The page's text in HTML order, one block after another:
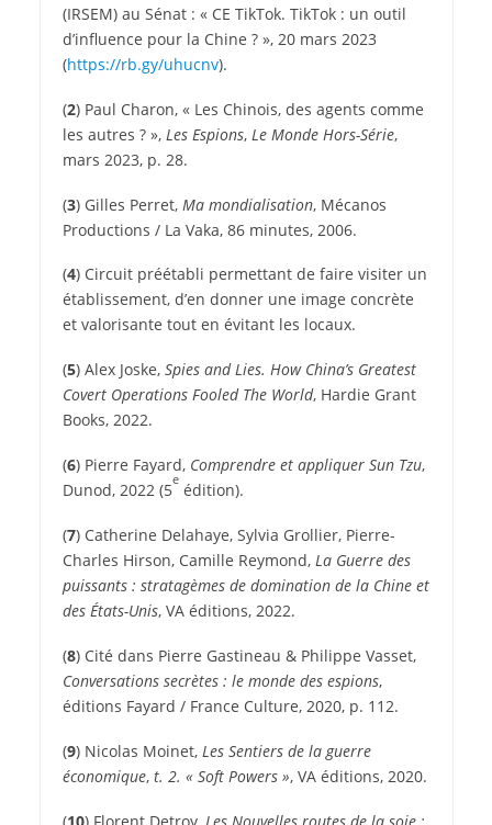
(IRSEM) au Sénat : « CE TikTok. TikTok : un outil
d’influence pour la Chine ? », 20 mars 2023
(https://​rb​.gy/​u​h​u​cnv).
(2)Paul Charon, « Les Chinois, des agents comme
les autres ? », Les Espions, Le Monde Hors-Série,
mars 2023, p. 28.
(3)Gilles Perret, Ma mondialisation, Mécanos
Productions / La Vaka, 86 minutes, 2006.
(4)Circuit préétabli permettant de faire visiter un
établissement, d’en donner une image concrète
et valorisante tout en évitant les locaux.
(5)Alex Joske, Spies and Lies. How China’s Greatest
Covert Operations Fooled The World, Hardie Grant
Books, 2022.
(6)Pierre Fayard, Comprendre et appliquer Sun Tzu,
Dunod, 2022 (5
e
édition).
(7)Catherine Delahaye, Sylvia Grollier, Pierre-
Charles Hirson, Camille Reymond, La Guerre des
puissants : stratagèmes de domination de la Chine et
des États-Unis, VA éditions, 2022.
(8)Cité dans Pierre Gastineau & Philippe Vasset,
Conversations secrètes : le monde des espions,
éditions Fayard / France Culture, 2020, p. 112.
(9)Nicolas Moinet, Les Sentiers de la guerre
économique,t. 2. « Soft Powers », VA éditions, 2020.